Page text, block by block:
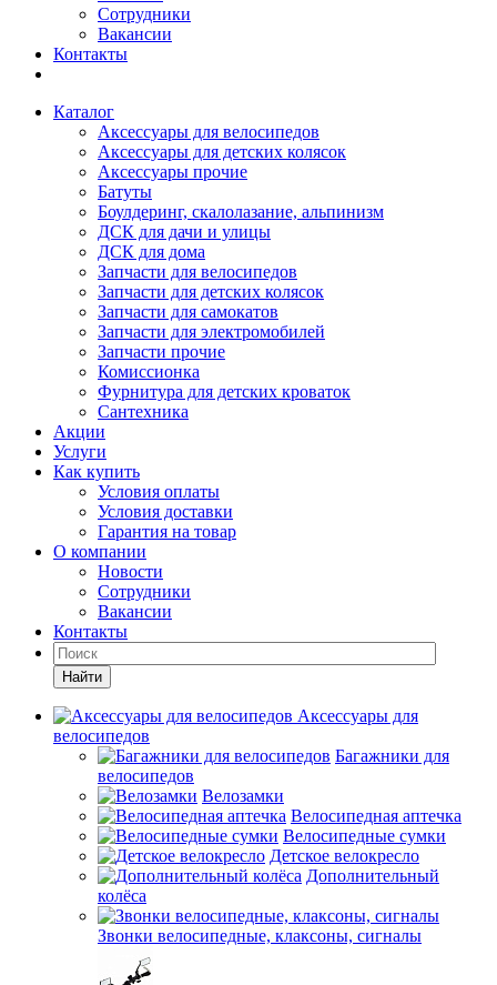
Сотрудники
Вакансии
Контакты
Каталог
Аксессуары для велосипедов
Аксессуары для детских колясок
Аксессуары прочие
Батуты
Боулдеринг, скалолазание, альпинизм
ДСК для дачи и улицы
ДСК для дома
Запчасти для велосипедов
Запчасти для детских колясок
Запчасти для самокатов
Запчасти для электромобилей
Запчасти прочие
Комиссионка
Фурнитура для детских кроваток
Сантехника
Акции
Услуги
Как купить
Условия оплаты
Условия доставки
Гарантия на товар
О компании
Новости
Сотрудники
Вакансии
Контакты
Найти
Аксессуары для
велосипедов
Багажники для
велосипедов
Велозамки
Велосипедная аптечка
Велосипедные сумки
Детское велокресло
Дополнительный
колёса
Звонки велосипедные, клаксоны, сигналы